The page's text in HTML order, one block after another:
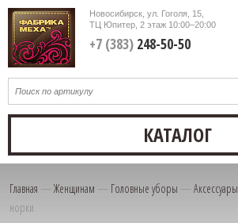
Новосибирск, ул. Гоголя, 15,
ТЦ Юпитер, 2 этаж10:00–20:00
+7 (383)248-50-50
КАТАЛОГ
Главная — Женщинам — Головные уборы — Аксессуары
норки